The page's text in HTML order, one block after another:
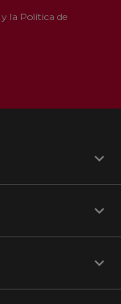
y la Política de


